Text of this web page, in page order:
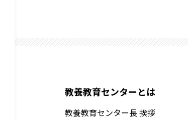
教養教育センターとは
教養教育センター長 挨拶